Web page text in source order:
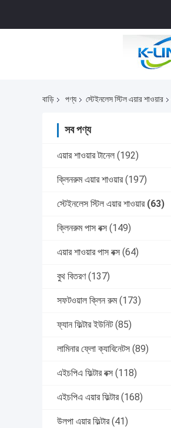
বাড়ি পণ্য স্টেইনলেস স্টিল এয়ার শাওয়ার
সব পণ্য
এয়ার শাওয়ার টানেল (192)
ক্লিনরুম এয়ার শাওয়ার (197)
স্টেইনলেস স্টিল এয়ার শাওয়ার (63)
ক্লিনরুম পাস বক্স (149)
এয়ার শাওয়ার পাস বক্স (64)
বুথ বিতরণ (137)
সফটওয়াল ক্লিন রুম (173)
ফ্যান ফিল্টার ইউনিট (85)
লামিনার ফ্লো ক্যাবিনেটস (89)
এইচপিএ ফিল্টার বক্স (118)
এইচপিএ এয়ার ফিল্টার (168)
উলপা এয়ার ফিল্টার (41)